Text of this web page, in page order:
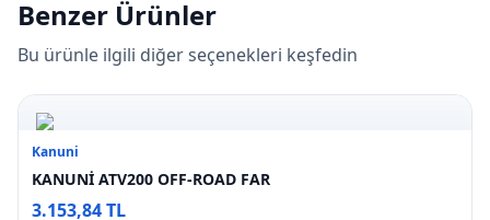
Benzer Ürünler
Bu ürünle ilgili diğer seçenekleri keşfedin
Kanuni
KANUNİ ATV200 OFF-ROAD FAR
3.153,84 TL